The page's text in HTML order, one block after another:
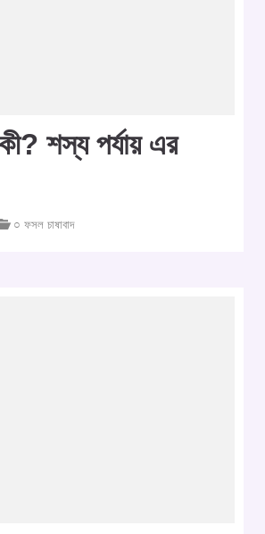
শস্য পর্যায় এর
○ ফসল চাষাবাদ